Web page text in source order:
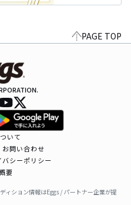
PAGE TOP
いて
問い合わせ
シーポリシー
要
ィション情報はEggs / パートナー企業が提